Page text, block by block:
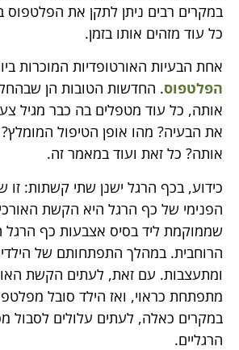
במקרים רבים ניתן לתקן את הפלטפוס
כל עוד מזהים אותו בזמן.
אחת הבעיות האורטופדיות המוכרות
הפלטפוס. החדשות הטובות הן
אותה, כל עוד מטפלים בה כבר מגיל
את הבעיה? מהו אופן הטיפול המומלץ?
אותה? כל זאת ועוד במאמר זה.
כידוע, בכף הרגל ישנן שתי קשתות: זו
הפנימי של כף הרגל היא הקשת
שממוקמת ליד בסיס אצבעות כף הרגל
הרוחבית. במהלך התפתחותם של
ומתעצבות. עם זאת, לעתים הקשת
מתפתחת כראוי, ואז הילד סובל
במקרים כאלה, לעתים עלולים לסבול
הרגליים.